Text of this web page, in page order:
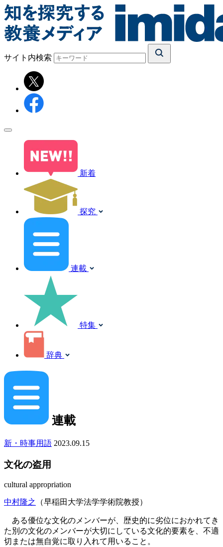
サイト内検索
新着
探究
連載
特集
辞典
連載
新・時事用語 2023.09.15
文化の盗用
cultural appropriation
中村隆之 （早稲田大学法学学術院教授）
ある優位な文化のメンバーが、歴史的に劣位におかれてき
た別の文化のメンバーが大切にしている文化的要素を、不適
切または無自覚に取り入れて用いること。